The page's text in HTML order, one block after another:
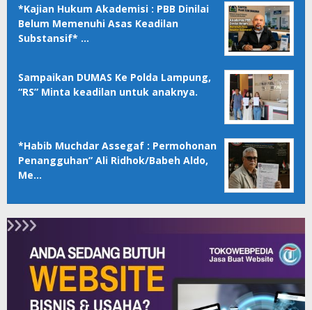
*Kajian Hukum Akademisi : PBB Dinilai
Belum Memenuhi Asas Keadilan
Substansif* …
Sampaikan DUMAS Ke Polda Lampung,
“RS” Minta keadilan untuk anaknya.
*Habib Muchdar Assegaf : Permohonan
Penangguhan” Ali Ridhok/Babeh Aldo,
Me…